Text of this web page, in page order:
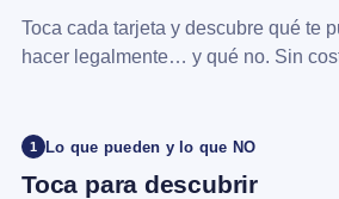
Toca cada tarjeta y descubre qué te
hacer legalmente… y qué no. Sin
1 Lo que pueden y lo que NO
Toca para descubrir